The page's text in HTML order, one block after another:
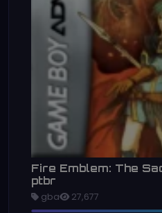
Fire Emblem: The
ptbr
gba 27,677